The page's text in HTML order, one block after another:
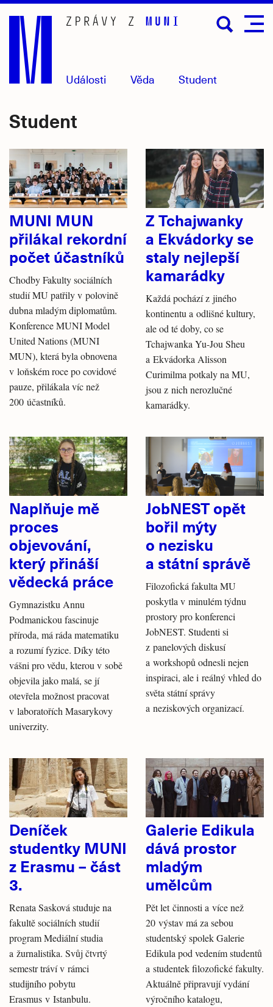
Přejít
hlavní
obsah
Události Věda Student
Student
MUNI MUN
přilákal rekordní
počet účastníků
Chodby Fakulty sociálních
studií MU patřily v polovině
dubna mladým diplomatům.
Konference MUNI Model
United Nations (MUNI
MUN), která byla obnovena
v loňském roce po covidové
pauze, přilákala víc než
200 účastníků.
Z Tchajwanky
a Ekvádorky se
staly nejlepší
kamarádky
Každá pochází z jiného
kontinentu a odlišné kultury,
ale od té doby, co se
Tchajwanka Yu-Jou Sheu
a Ekvádorka Alisson
Curimilma potkaly na MU,
jsou z nich nerozlučné
kamarádky.
Naplňuje mě
proces
objevování,
který přináší
vědecká práce
Gymnazistku Annu
Podmanickou fascinuje
příroda, má ráda matematiku
a rozumí fyzice. Díky této
vášni pro vědu, kterou v sobě
objevila jako malá, se jí
otevřela možnost pracovat
v laboratořích Masarykovy
univerzity.
JobNEST opět
bořil mýty
o nezisku
a státní správě
Filozofická fakulta MU
poskytla v minulém týdnu
prostory pro konferenci
JobNEST. Studenti si
z panelových diskusí
a workshopů odnesli nejen
inspiraci, ale i reálný vhled do
světa státní správy
a neziskových organizací.
Deníček
studentky MUNI
z Erasmu – část
3.
Renata Sasková studuje na
fakultě sociálních studií
program Mediální studia
a žurnalistika. Svůj čtvrtý
semestr tráví v rámci
studijního pobytu
Erasmus v Istanbulu.
Galerie Edikula
dává prostor
mladým
umělcům
Pět let činnosti a více než
20 výstav má za sebou
studentský spolek Galerie
Edikula pod vedením studentů
a studentek filozofické fakulty.
Aktuálně připravují vydání
výročního katalogu,